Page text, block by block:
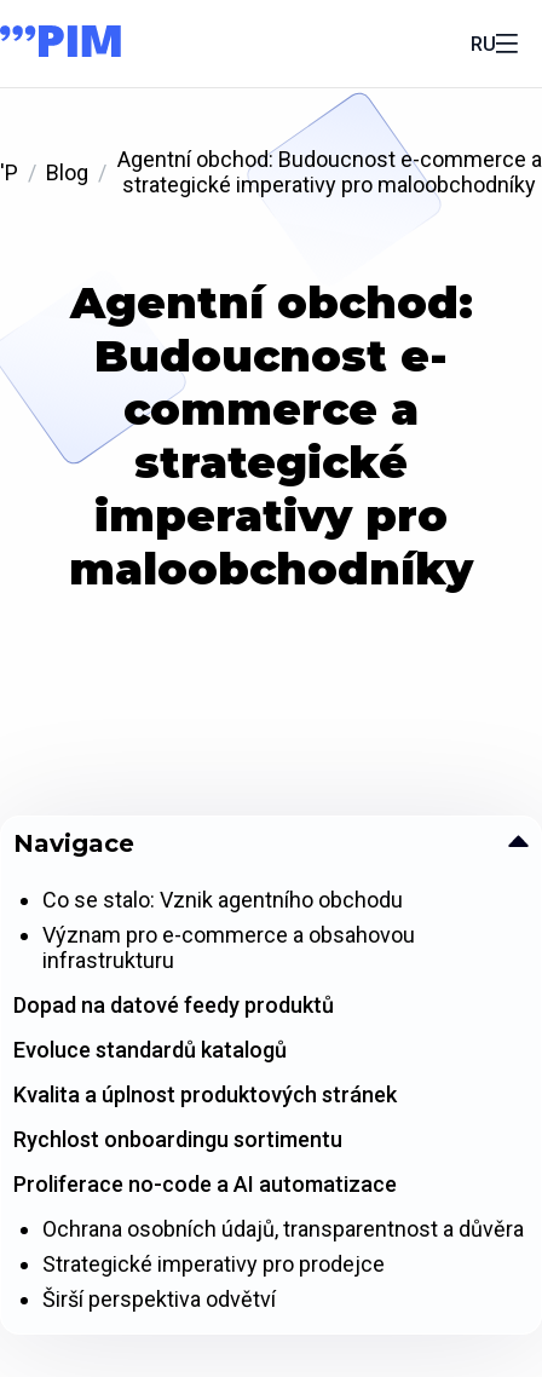
RU
'P Blog
Agentní obchod: Budoucnost e-commerce a
strategické imperativy pro maloobchodníky
Agentní obchod:
Budoucnost e-
commerce a
strategické
imperativy pro
maloobchodníky
Navigace
Co se stalo: Vznik agentního obchodu
Význam pro e-commerce a obsahovou
infrastrukturu
Dopad na datové feedy produktů
Evoluce standardů katalogů
Kvalita a úplnost produktových stránek
Rychlost onboardingu sortimentu
Proliferace no-code a AI automatizace
Ochrana osobních údajů, transparentnost a důvěra
Strategické imperativy pro prodejce
Širší perspektiva odvětví